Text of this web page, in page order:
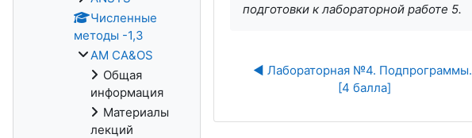
подготовки к лабораторной работе 5.
◀︎ Лабораторная №4. Подпрограммы.
[4 балла]
Численные
методы -1,3
AM CA&OS
Общая
информация
Материалы
лекций